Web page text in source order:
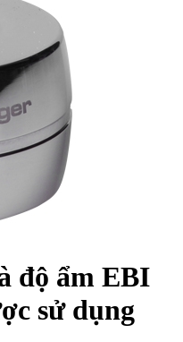
độ ẩm EBI
sử dụng